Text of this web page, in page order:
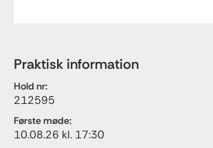
Praktisk information
Hold nr:
212595
Første møde:
10.08.26 kl. 17:30